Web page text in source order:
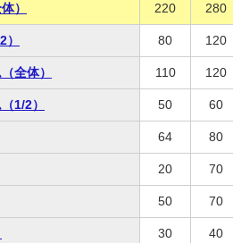
） 220 280
80 120
全体） 110 120
1/2） 50 60
64 80
20 70
50 70
30 40